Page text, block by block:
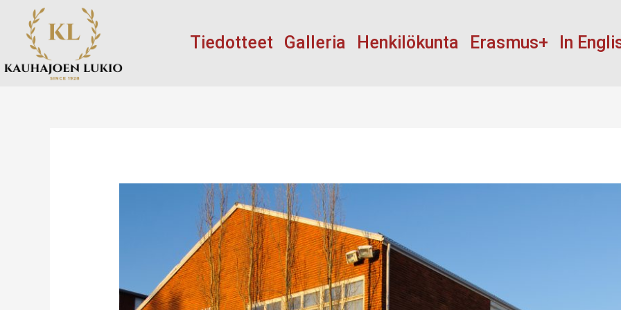
sisältöön
Tiedotteet Galleria Henkilökunta Erasmus+ In